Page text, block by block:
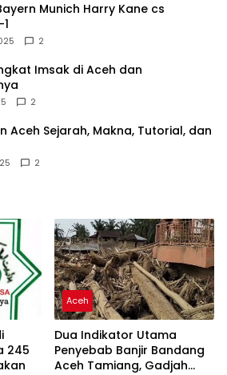
Munich Harry Kane cs
2
Imsak di Aceh dan
2
Aceh Sejarah, Makna, Tutorial, dan
2
245
Aceh
Dua Indikator Utama
Penyebab Banjir Bandang
Aceh Tamiang, Gadjah